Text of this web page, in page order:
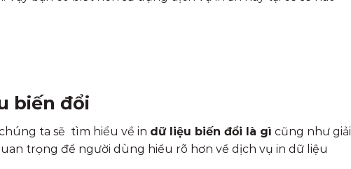
biến đổi
ta sẽ tìm hiểu về in dữ liệu biến đổi là gì cũng như giải
trọng để người dùng hiểu rõ hơn về dịch vụ in dữ liệu